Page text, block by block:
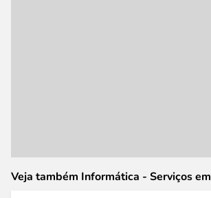
Veja também Informática - Serviços em